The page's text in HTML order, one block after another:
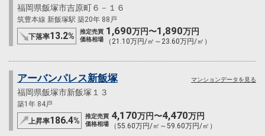
福岡県飯塚市吉原町６－１６
筑豊本線 新飯塚駅 築20年 88戸
下落率13.2%
推定売買
価格相場
1,690万円〜1,890万円
（21.10万円/㎡～23.60万円/㎡）
アーバンパレス新飯塚
福岡県飯塚市新飯塚１３
築1年 84戸
上昇率186.4%
推定売買
価格相場
4,170万円〜4,470万円
（55.60万円/㎡～59.60万円/㎡）
マンションデータを見る